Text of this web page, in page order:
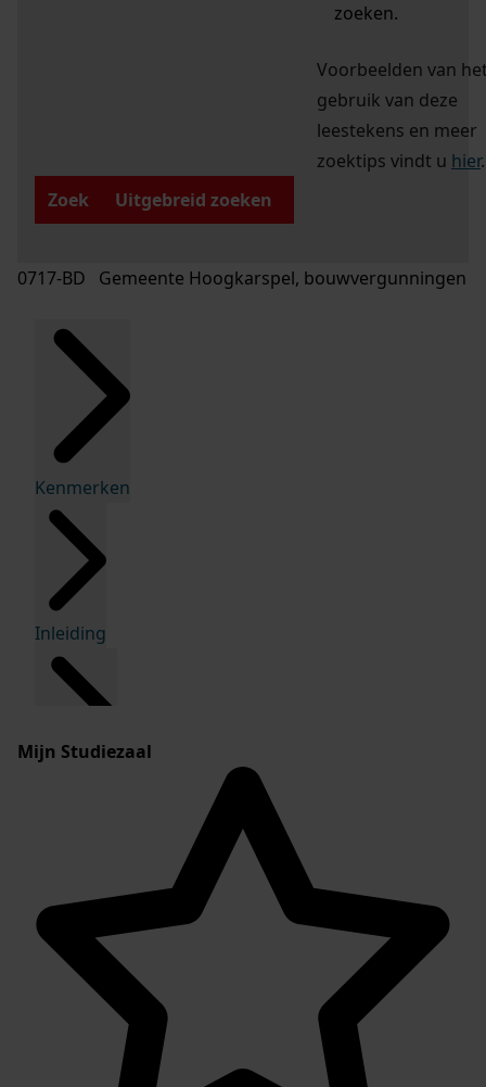
zoeken.
Voorbeelden van
gebruik van deze
leestekens en meer
zoektips vindt u hier.
Zoek
Uitgebreid zoeken
0717-BD Gemeente Hoogkarspel, bouwvergunningen
Kenmerken
Inleiding
Mijn Studiezaal